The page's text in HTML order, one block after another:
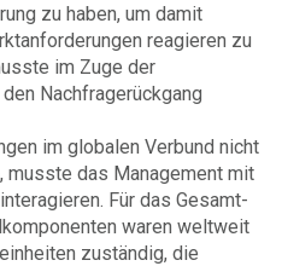
zu haben, um damit
reagieren zu
im Zuge der
Nachfragerückgang
im globalen Verbund nicht
das Management mit
Für das Gesamt­
waren weltweit
zuständig, die